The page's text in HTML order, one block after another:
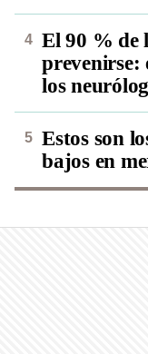
El 90 % de
prevenirse:
los
Estos son
bajos en